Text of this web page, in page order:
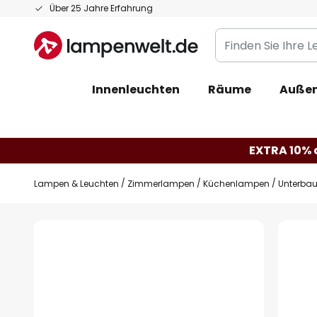
Über 25 Jahre Erfahrung
Zum
springen
Finden
Sie
Leuchte...
Innenleuchten Räume
EXTRA
Lampen & Leuchten Zimmerlampen Küchenlampen